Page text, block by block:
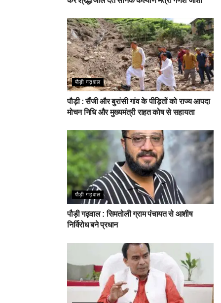
पौड़ी गढ़वाल
पौड़ी : सैंजी और बुरांसी गांव के पीड़ितों को राज्य आपदा
मोचन निधि और मुख्यमंत्री राहत कोष से सहायता
पौड़ी गढ़वाल
पौड़ी गढ़वाल : सिमतोली ग्राम पंचायत से आशीष
निर्विरोध बने प्रधान